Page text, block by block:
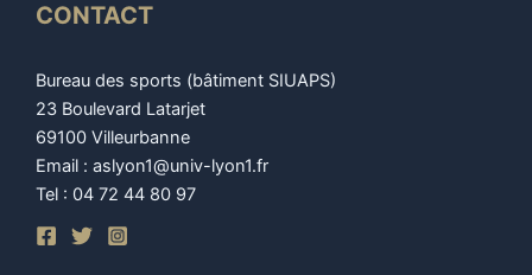
CONTACT
Bureau des sports (bâtiment SIUAPS)
23 Boulevard Latarjet
69100 Villeurbanne
Email : aslyon1@univ-lyon1.fr
Tel : 04 72 44 80 97